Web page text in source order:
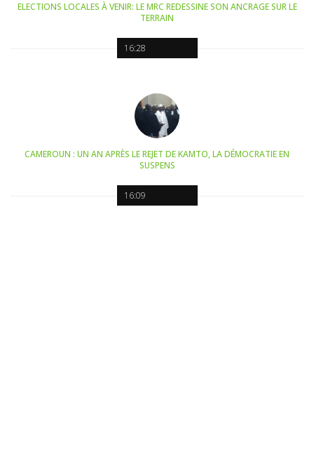
16:28
ELECTIONS LOCALES À VENIR: LE MRC REDESSINE SON ANCRAGE SUR LE
TERRAIN
16:09
CAMEROUN : UN AN APRÈS LE REJET DE KAMTO, LA DÉMOCRATIE EN
SUSPENS